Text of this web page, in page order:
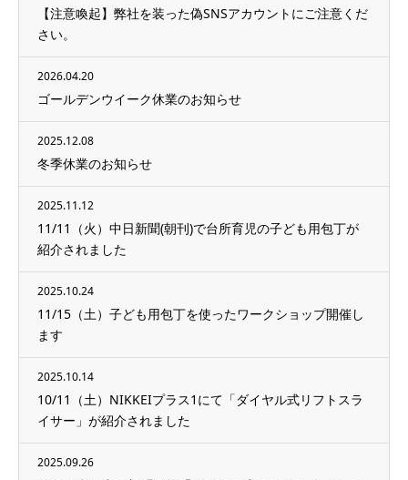
【注意喚起】弊社を装った偽SNSアカウントにご注意くだ
さい。
2026.04.20
ゴールデンウイーク休業のお知らせ
2025.12.08
冬季休業のお知らせ
2025.11.12
11/11（火）中日新聞(朝刊)で台所育児の子ども用包丁が
紹介されました
2025.10.24
11/15（土）子ども用包丁を使ったワークショップ開催し
ます
2025.10.14
10/11（土）NIKKEIプラス1にて「ダイヤル式リフトスラ
イサー」が紹介されました
2025.09.26